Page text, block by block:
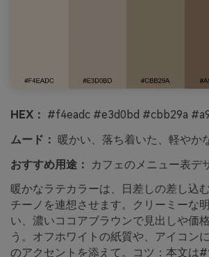
HEX： #f4eadc #e3d0bd #cbb29a
ムード： 暖かい、落ち着いた、軽やか
おすすめ用途：
カフェのメニュー表デ
暖かなラテカラーは、日差しの差し込
チーノを連想させます。クリーミーな
い、濃いココアブラウンで見出しや価
う。オフホワイトの紙質や、アイコン
のアクセントを添えて。コツ：本文は